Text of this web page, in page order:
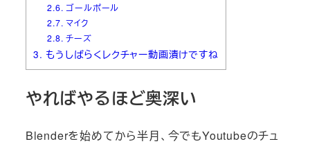
2.6. ゴールポール
2.7. マイク
2.8. チーズ
3. もうしばらくレクチャー動画漬けですね
やればやるほど奥深い
Blenderを始めてから半月、今でもYoutubeのチュ